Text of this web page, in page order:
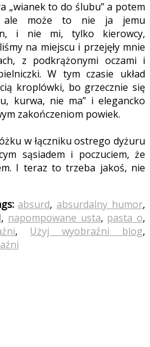
„wianek to do ślubu” a potem
ale może to nie ja jemu
i nie mi, tylko kierowcy,
na miejscu i przejęły mnie
z podkrążonymi oczami i
W tym czasie układ
kroplówki, bo grzecznie się
kurwa, nie ma” i elegancko
zakończeniom powiek.
w łączniku ostrego dyżuru
sąsiadem i poczuciem, że
I teraz to trzeba jakoś, nie
absurd, absurdalny humor,
, napompowane usta, pasta o,
, Użyj wyobraźni blog,